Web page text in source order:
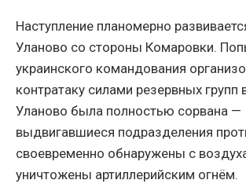
Наступление планомерно
Уланово со стороны Комаровки.
украинского командования
контратаку силами резервных групп
Уланово была полностью сорвана —
выдвигавшиеся подразделения
своевременно обнаружены с
уничтожены артиллерийским огнём.